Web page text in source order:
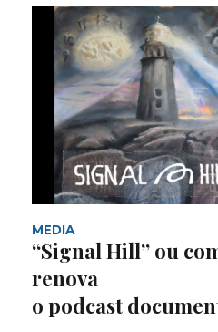
MEDIA
“Signal Hill” ou
renova
o podcast